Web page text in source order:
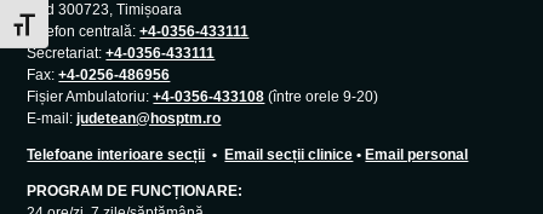
Toggle Font size
Cod 300723, Timișoara
Telefon centrală:+4-0356-433111
Secretariat:+4-0356-433111
Fax:+4-0256-486956
Fișier Ambulatoriu:+4-0356-433108 (între orele 9-20)
E-mail:judetean@hosptm.ro
Telefoane interioare secții •Email secții clinice •Email personal
PROGRAM DE FUNCȚIONARE: